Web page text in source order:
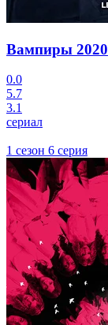
Вампиры 2020
0.0
5.7
3.1
сериал
1 сезон 6 серия